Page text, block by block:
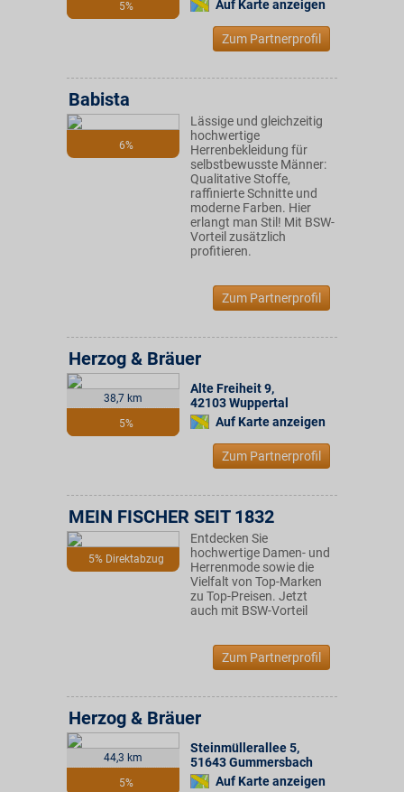
5% Auf Karte anzeigen
Zum Partnerprofil
6%
Babista
Lässige und gleichzeitig
hochwertige
Herrenbekleidung für
selbstbewusste Männer:
Qualitative Stoffe,
raffinierte Schnitte und
moderne Farben. Hier
erlangt man Stil! Mit BSW-
Vorteil zusätzlich
profitieren.
Zum Partnerprofil
38,7 km
5%
Herzog & Bräuer
Alte Freiheit 9,
42103Wuppertal
Auf Karte anzeigen
Zum Partnerprofil
5% Direktabzug
MEIN FISCHER SEIT 1832
Entdecken Sie
hochwertige Damen- und
Herrenmode sowie die
Vielfalt von Top-Marken
zu Top-Preisen. Jetzt
auch mit BSW-Vorteil
Zum Partnerprofil
44,3 km
5%
Herzog & Bräuer
Steinmüllerallee 5,
51643Gummersbach
Auf Karte anzeigen